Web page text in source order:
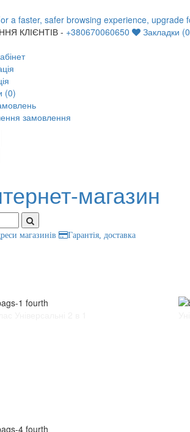
КЛІЄНТІВ - +380670060650 Закладки
(0)
замовлення
магазинів Гарантія, доставка